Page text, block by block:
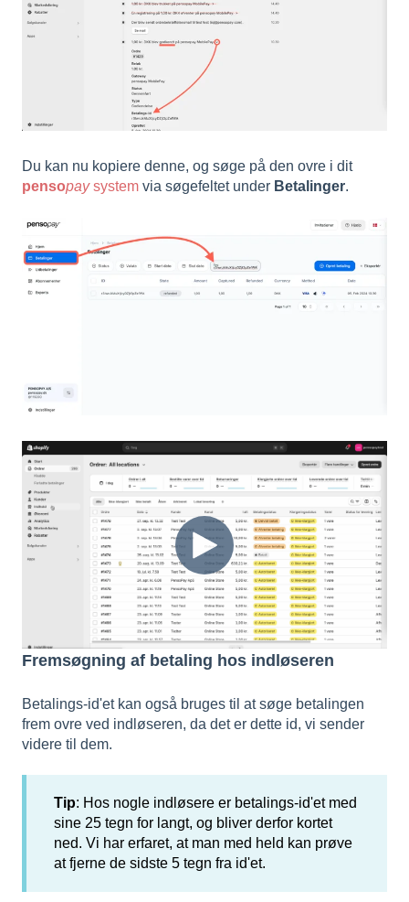
Du kan nu kopiere denne, og søge på den ovre i dit
pensopaysystem via søgefeltet under Betalinger.
Fremsøgning af betaling hos indløseren
Betalings-id'et kan også bruges til at søge betalingen
frem ovre ved indløseren, da det er dette id, vi sender
videre til dem.
Tip: Hos nogle indløsere er betalings-id'et med
sine 25 tegn for langt, og bliver derfor kortet
ned. Vi har erfaret, at man med held kan prøve
at fjerne de sidste 5 tegn fra id'et.